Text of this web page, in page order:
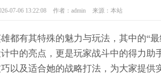
07-06 13:22:08 作者：admin 来源：本站
都有其特殊的魅力与玩法，其中的“
中的亮点，更是玩家战斗中的得力助
以及适合她的战略打法，为大家提供